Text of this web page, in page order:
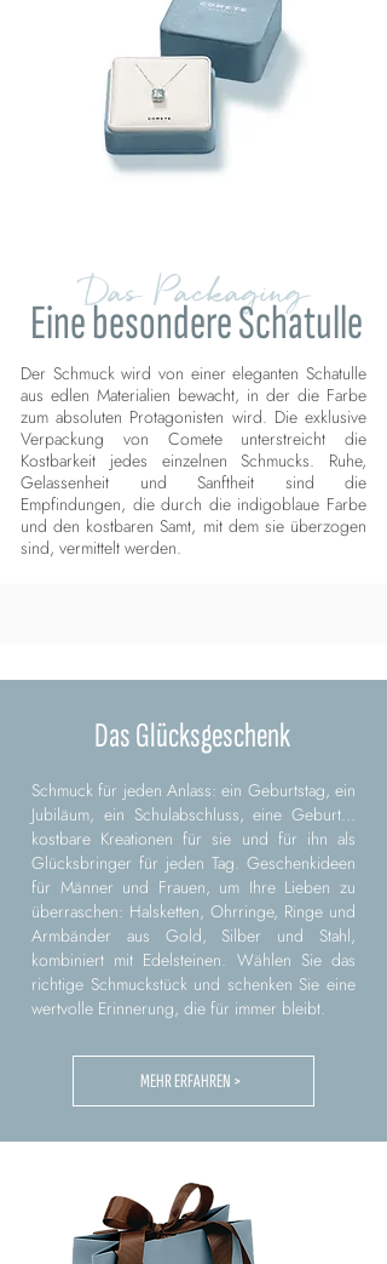
Das Packaging
Eine besondere Schatulle
Der Schmuck wird von einer eleganten Schatulle
aus edlen Materialien bewacht, in der die Farbe
zum absoluten Protagonisten wird. Die exklusive
Verpackung von Comete unterstreicht die
Kostbarkeit jedes einzelnen Schmucks. Ruhe,
Gelassenheit und Sanftheit sind die
Empfindungen, die durch die indigoblaue Farbe
und den kostbaren Samt, mit dem sie überzogen
sind, vermittelt werden.
Das Glücksgeschenk
Schmuck für jeden Anlass: ein Geburtstag, ein
Jubiläum, ein Schulabschluss, eine Geburt...
kostbare Kreationen für sie und für ihn als
Glücksbringer für jeden Tag. Geschenkideen
für Männer und Frauen, um Ihre Lieben zu
überraschen: Halsketten, Ohrringe, Ringe und
Armbänder aus Gold, Silber und Stahl,
kombiniert mit Edelsteinen. Wählen Sie das
richtige Schmuckstück und schenken Sie eine
wertvolle Erinnerung, die für immer bleibt.
MEHR ERFAHREN >